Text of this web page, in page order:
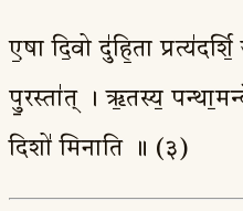
ए॒षा दि॒वो दु॑हि॒ता
पु॒रस्ता॑त् । ऋ॒तस्य॒
दिशो॑ मिनाति ॥ (३)